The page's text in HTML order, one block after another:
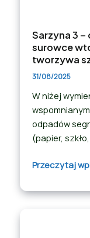
Sarzyna 3
surowce
tworzywa
31/08/2025
W niżej
odpadów
(papier,
Przeczytaj